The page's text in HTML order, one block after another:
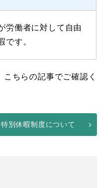
労働者に対して自由
です。
ちらの記事でご確認く
別休暇制度について